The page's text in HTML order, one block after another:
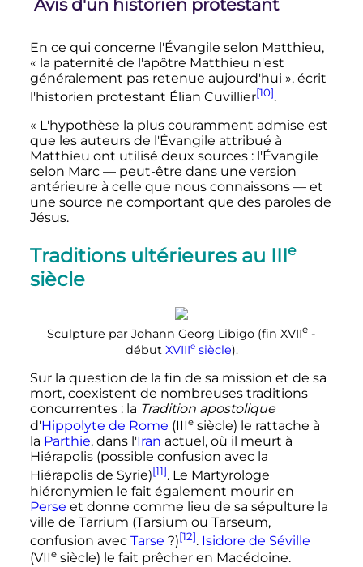
Avis d'un historien protestant
En ce qui concerne l'Évangile selon Matthieu,
« la paternité de l'apôtre Matthieu n'est
généralement pas retenue aujourd'hui », écrit
l'historien protestant Élian Cuvillier[10].
« L'hypothèse la plus couramment admise est
que les auteurs de l'Évangile attribué à
Matthieu ont utilisé deux sources : l'Évangile
selon Marc — peut-être dans une version
antérieure à celle que nous connaissons —et
une source ne comportant que des paroles de
Jésus.
Traditions ultérieures au IIIe
siècle
Sculpture par Johann Georg Libigo (fin XVIIe -
début XVIIIesiècle).
Sur la question de la fin de sa mission et de sa
mort, coexistent de nombreuses traditions
concurrentes : la Tradition apostolique
d'Hippolyte de Rome (IIIe siècle) le rattache à
la Parthie, dans l'Iran actuel, où il meurt à
Hiérapolis (possible confusion avec la
Hiérapolis de Syrie)[11]. Le Martyrologe
hiéronymien le fait également mourir en
Perse et donne comme lieu de sa sépulture la
ville de Tarrium (Tarsium ou Tarseum,
confusion avec Tarse ?)[12]. Isidore de Séville
(VIIe siècle) le fait prêcher en Macédoine.